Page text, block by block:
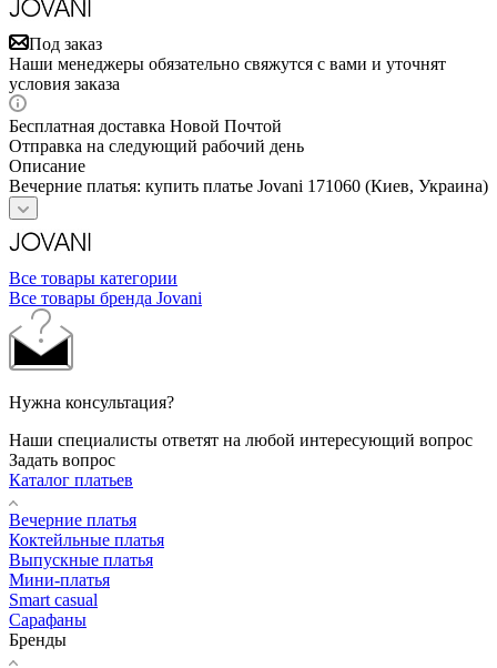
Под заказ
Наши менеджеры обязательно свяжутся с вами и уточнят
условия заказа
Бесплатная доставка Новой Почтой
Отправка на следующий рабочий день
Описание
Вечерние платья: купить платье Jovani 171060 (Киев, Украина)
Все товары категории
Все товары бренда Jovani
Нужна консультация?
Наши специалисты ответят на любой интересующий вопрос
Задать вопрос
Каталог платьев
Вечерние платья
Коктейльные платья
Выпускные платья
Мини-платья
Smart casual
Сарафаны
Бренды